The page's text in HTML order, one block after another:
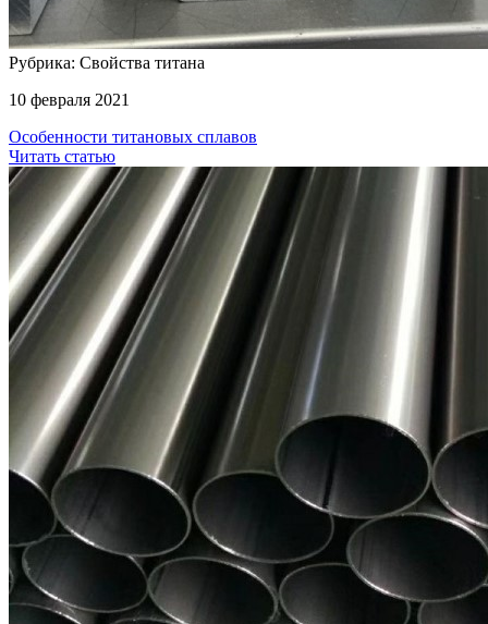
Рубрика: Свойства титана
10 февраля 2021
Особенности титановых сплавов
Читать статью